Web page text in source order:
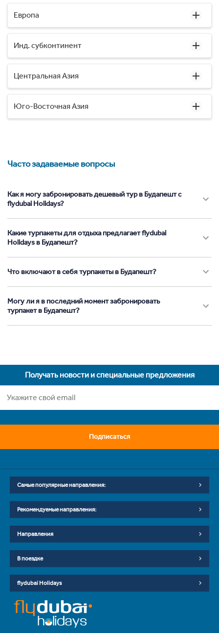
Европа
Инд. субконтинент
Центральная Азия
Юго-Восточная Азия
Часто задаваемые вопросы
Как я могу забронировать дешевый тур в Будапешт с
flydubai Holidays?
Какие турпакеты для отдыха предлагает flydubai
Holidays в Будапешт?
Что включают в себя турпакеты в Будапешт?
Могу ли я в последний момент забронировать
турпакет в Будапешт?
Получать новости и специальные предложения
Подписаться
Самые популярные направления:
Рекомендуемые направления:
Направления
В поездке
flydubai Holidays